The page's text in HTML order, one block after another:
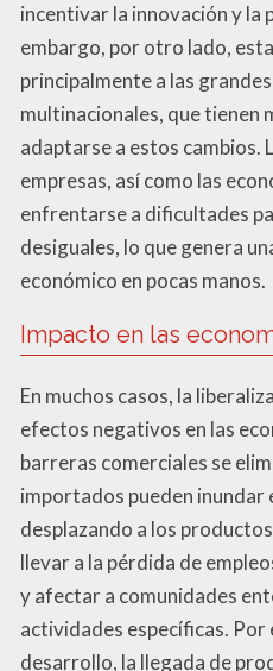
incentivar la innovación y la
embargo, por otro lado,
principalmente a las
multinacionales, que tienen
adaptarse a estos cambios.
empresas, así como las
enfrentarse a dificultades
desiguales, lo que genera
económico en pocas manos.
Impacto en las
En muchos casos, la
efectos negativos en las
barreras comerciales se
importados pueden inundar
desplazando a los
llevar a la pérdida de
y afectar a comunidades
actividades específicas. Por
desarrollo, la llegada de